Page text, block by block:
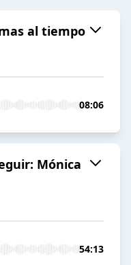
al tiempo
08:06
Mónica
54:13